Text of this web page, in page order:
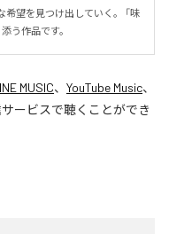
望を見つけ出していく。 「味
う作品です。
MUSIC、 YouTube Music、
ービスで聴くことができ